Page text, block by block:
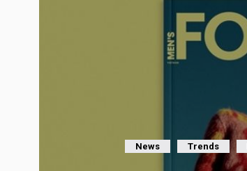
News Trends